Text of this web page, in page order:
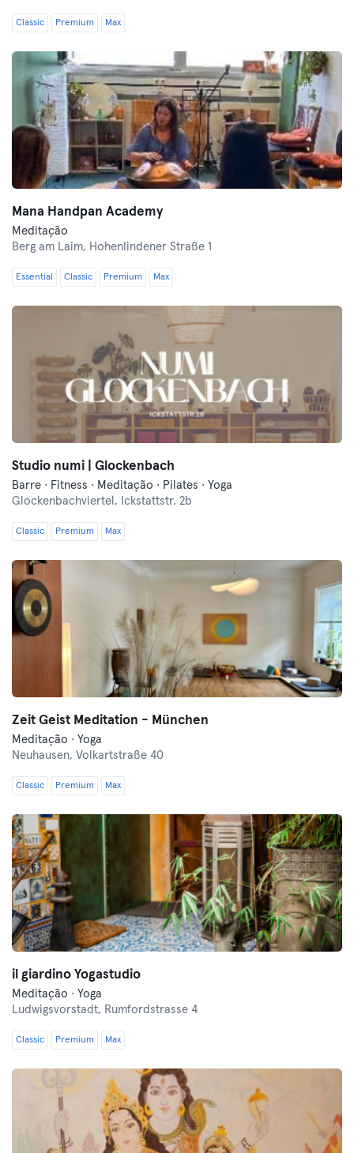
Classic Premium Max
Mana Handpan Academy
Meditação
Berg am Laim, Hohenlindener Straße 1
Essential Classic Premium Max
Studio numi | Glockenbach
Barre · Fitness · Meditação · Pilates · Yoga
Glockenbachviertel, Ickstattstr. 2b
Classic Premium Max
Zeit Geist Meditation - München
Meditação · Yoga
Neuhausen, Volkartstraße 40
Classic Premium Max
il giardino Yogastudio
Meditação · Yoga
Ludwigsvorstadt, Rumfordstrasse 4
Classic Premium Max